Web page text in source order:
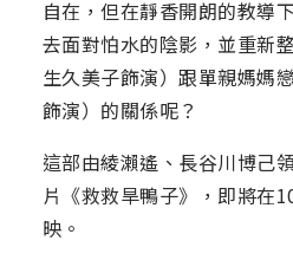
自在，但在靜香開朗的教導
去面對怕水的陰影，並重新
生久美子飾演）跟單親媽媽
飾演）的關係呢？
這部由綾瀨遙、長谷川博己
片《救救旱鴨子》，即將在
映。